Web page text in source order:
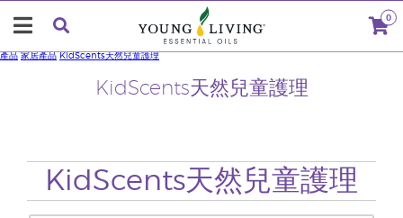
0
KidScents天然兒童護理
產品 家居產品 KidScents天然兒童護理
KidScents天然兒童護理